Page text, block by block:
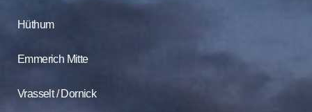
Hüthum
Emmerich Mitte
Vrasselt / Dornick